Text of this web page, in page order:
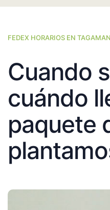
FEDEX HORARIOS EN
Cuando
cuándo
paquete